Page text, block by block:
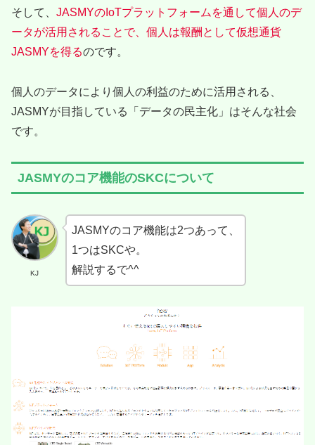
そして、 JASMYのIoTプラットフォームを通して個人のデ
ータが活用されることで、個人は報酬として仮想通貨
JASMYを得るのです。
個人のデータにより個人の利益のために活用される、
JASMYが目指している「データの民主化」はそんな社会
です。
JASMYのコア機能のSKCについて
KJ
JASMYのコア機能は2つあって、
1つはSKCや。
解説するで^^